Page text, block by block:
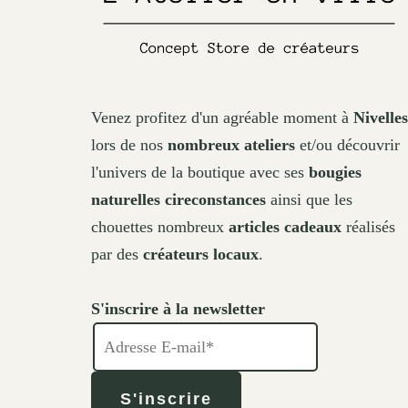
Venez profitez d'un agréable moment à Nivelles
lors de nos nombreux ateliers et/ou découvrir
l'univers de la boutique avec ses bougies
naturelles cireconstances ainsi que les
chouettes nombreux articles cadeaux réalisés
par des créateurs locaux.
S'inscrire à la newsletter